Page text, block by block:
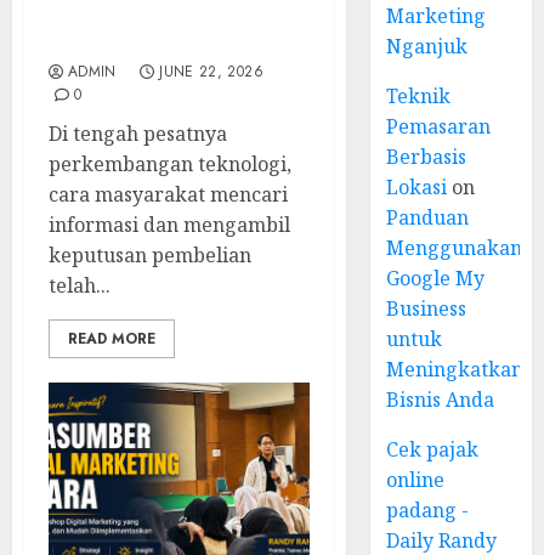
ADMIN
JUNE 22, 2026
0
Di tengah pesatnya
perkembangan teknologi,
cara masyarakat mencari
informasi dan mengambil
keputusan pembelian
telah...
READ MORE
Marketing
Nganjuk
Teknik
Pemasaran
Berbasis
Lokasi on
Panduan
Menggunakan
Google My
Business
untuk
Meningkatkan
Bisnis Anda
Cek pajak
online
padang -
Daily Randy